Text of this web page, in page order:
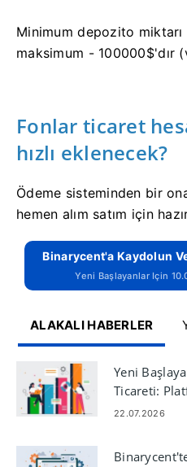
Minimum depozito
maksimum - 100000$'dır
Fonlar ticaret
hızlı eklenecek?
Ödeme sisteminden bir
hemen alım satım için
Binarycent'a Kaydolun
Yeni Başlayanlar Için
ALAKALI HABERLER
Yeni
Ticareti:
Yapılır?
22.07.2026